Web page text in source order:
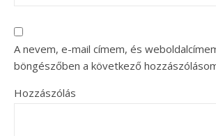
A nevem, e-mail címem, és
böngészőben a következő
Hozzászólás